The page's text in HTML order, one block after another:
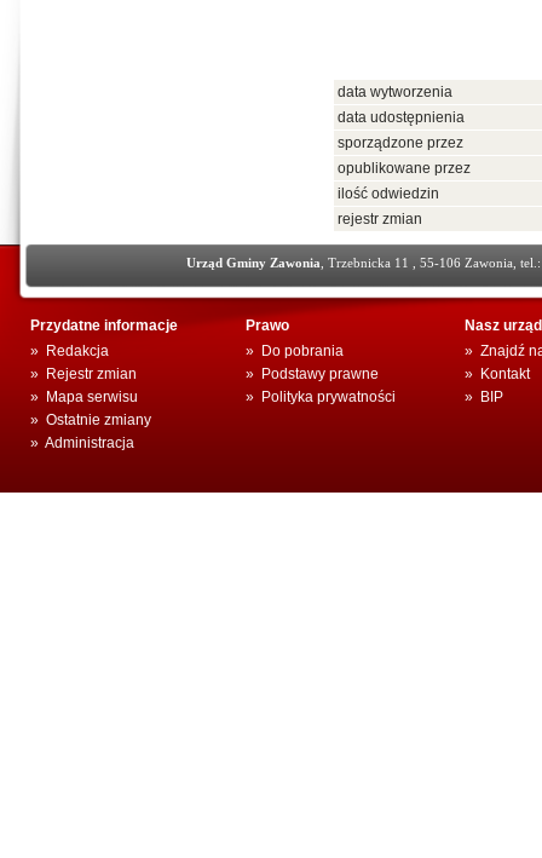
data wytworzenia
data udostępnienia
sporządzone przez
opublikowane przez
ilość odwiedzin
rejestr zmian
Urząd Gminy Zawonia , Trzebnicka 11 , 55-106 Zawonia,
Przydatne informacje
» Redakcja
» Rejestr zmian
» Mapa serwisu
» Ostatnie zmiany
» Administracja
Prawo
» Do pobrania
» Podstawy prawne
» Polityka prywatności
Nasz urząd
» Znajdź
» Kontakt
» BIP